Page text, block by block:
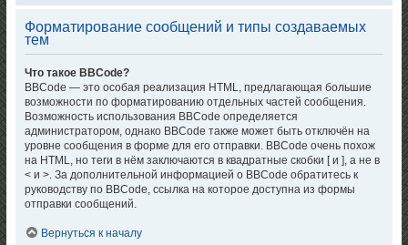
Форматирование сообщений и типы создаваемых
тем
Что такое BBCode?
BBCode — это особая реализация HTML, предлагающая большие
возможности по форматированию отдельных частей сообщения.
Возможность использования BBCode определяется
администратором, однако BBCode также может быть отключён на
уровне сообщения в форме для его отправки. BBCode очень похож
на HTML, но теги в нём заключаются в квадратные скобки [ и ], а не в
< и >. За дополнительной информацией о BBCode обратитесь к
руководству по BBCode, ссылка на которое доступна из формы
отправки сообщений.
Вернуться к началу